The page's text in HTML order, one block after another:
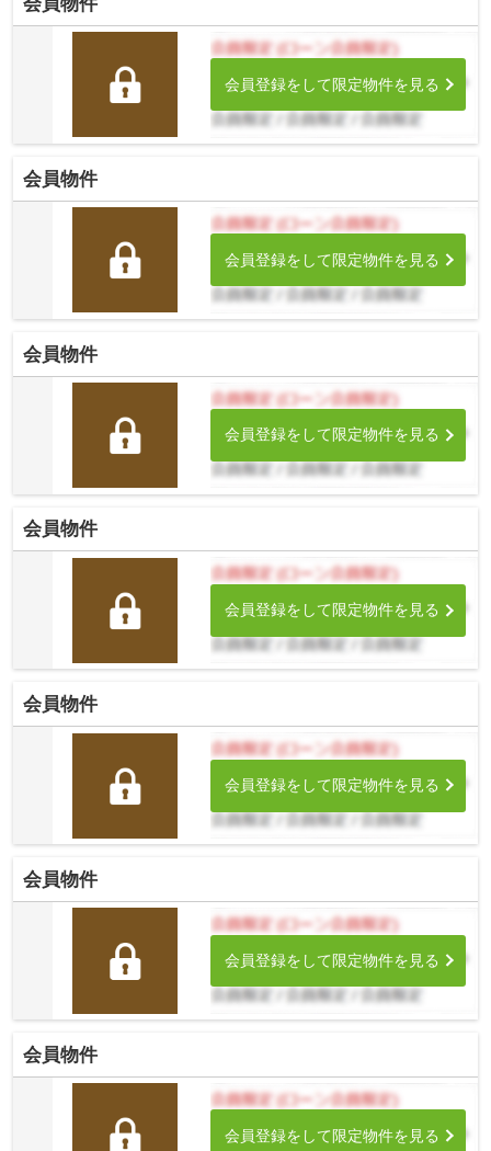
会員登録をして限定物件を見る
会員物件
会員登録をして限定物件を見る
会員物件
会員登録をして限定物件を見る
会員物件
会員登録をして限定物件を見る
会員物件
会員登録をして限定物件を見る
会員物件
会員登録をして限定物件を見る
会員物件
会員登録をして限定物件を見る